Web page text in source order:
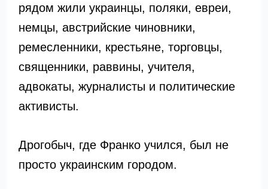
рядом жили украинцы, поляки, евреи,
немцы, австрийские чиновники,
ремесленники, крестьяне, торговцы,
священники, раввины, учителя,
адвокаты, журналисты и политические
активисты.
Дрогобыч, где Франко учился, был не
просто украинским городом.